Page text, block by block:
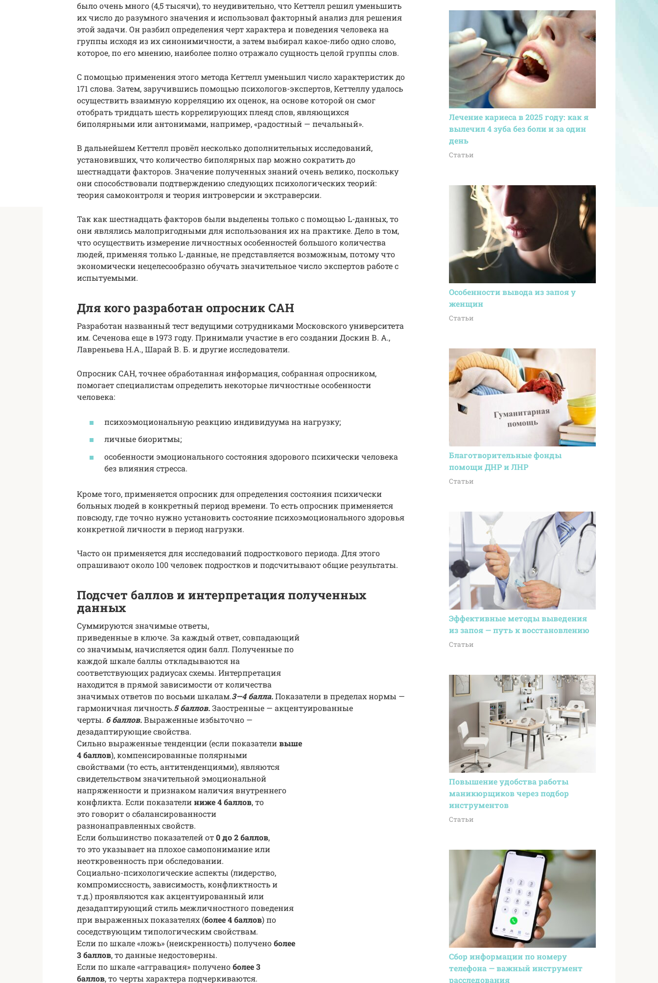
было очень много (4,5 тысячи), то неудивительно, что Кеттелл решил уменьшить
их число до разумного значения и использовал факторный анализ для решения
этой задачи. Он разбил определения черт характера и поведения человека на
группы исходя из их синонимичности, а затем выбирал какое-либо одно слово,
которое, по его мнению, наиболее полно отражало сущность целой группы слов.
С помощью применения этого метода Кеттелл уменьшил число характеристик до
171 слова. Затем, заручившись помощью психологов-экспертов, Кеттеллу удалось
осуществить взаимную корреляцию их оценок, на основе которой он смог
отобрать тридцать шесть коррелирующих плеяд слов, являющихся
биполярными или антонимами, например, «радостный — печальный».
В дальнейшем Кеттелл провёл несколько дополнительных исследований,
установивших, что количество биполярных пар можно сократить до
шестнадцати факторов. Значение полученных знаний очень велико, поскольку
они способствовали подтверждению следующих психологических теорий:
теория самоконтроля и теория интроверсии и экстраверсии.
Так как шестнадцать факторов были выделены только с помощью L-данных, то
они являлись малопригодными для использования их на практике. Дело в том,
что осуществить измерение личностных особенностей большого количества
людей, применяя только L-данные, не представляется возможным, потому что
экономически нецелесообразно обучать значительное число экспертов работе с
испытуемыми.
Для кого разработан опросник САН
Разработан названный тест ведущими сотрудниками Московского университета
им. Сеченова еще в 1973 году. Принимали участие в его создании Доскин В. А.,
Лавреньева Н.А., Шарай В. Б. и другие исследователи.
Опросник САН, точнее обработанная информация, собранная опросником,
помогает специалистам определить некоторые личностные особенности
человека:
психоэмоциональную реакцию индивидуума на нагрузку;
личные биоритмы;
особенности эмоционального состояния здорового психически человека
без влияния стресса.
Кроме того, применяется опросник для определения состояния психически
больных людей в конкретный период времени. То есть опросник применяется
повсюду, где точно нужно установить состояние психоэмоционального здоровья
конкретной личности в период нагрузки.
Часто он применяется для исследований подросткового периода. Для этого
опрашивают около 100 человек подростков и подсчитывают общие результаты.
Подсчет баллов и интерпретация полученных
данных
Суммируются значимые ответы,
приведенные в ключе. За каждый ответ, совпадающий
со значимым, начисляется один балл. Полученные по
каждой шкале баллы откладываются на
соответствующих радиусах схемы. Интерпретация
находится в прямой зависимости от количества
значимых ответов по восьми шкалам.3—4 балла.Показатели в пределах нормы —
гармоничная личность.5 баллов.Заостренные — акцентуированные
черты. 6 баллов.Выраженные избыточно —
дезадаптирующие свойства.
Сильно выраженные тенденции (если показателивыше
4 баллов), компенсированные полярными
свойствами (то есть, антитенденциями), являются
свидетельством значительной эмоциональной
напряженности и признаком наличия внутреннего
конфликта. Если показателиниже 4 баллов, то
это говорит о сбалансированности
разнонаправленных свойств.
Если большинство показателей от0 до 2 баллов,
то это указывает на плохое самопонимание или
неоткровенность при обследовании.
Социально-психологические аспекты (лидерство,
компромиссность, зависимость, конфликтность и
т.д.) проявляются как акцентуированный или
дезадаптирующий стиль межличностного поведения
при выраженных показателях (более 4 баллов) по
соседствующим типологическим свойствам.
Если по шкале «ложь» (неискренность) полученоболее
3 баллов, то данные недостоверны.
Если по шкале «аггравация» полученоболее 3
баллов, то черты характера подчеркиваются.
Лечение кариеса в 2025 году: как я
вылечил 4 зуба без боли и за один
день
Статьи
Особенности вывода из запоя у
женщин
Статьи
Благотворительные фонды
помощи ДНР и ЛНР
Статьи
Эффективные методы выведения
из запоя — путь к восстановлению
Статьи
Повышение удобства работы
маникюрщиков через подбор
инструментов
Статьи
Сбор информации по номеру
телефона — важный инструмент
расследования